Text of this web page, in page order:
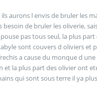
aurons l envis de bruler les
besoin de bruler les oliverie,
pas tous seul, la plus part
sont couvers d oliviers et
a cause du monque d
et la plus part des olivier ont
qui sont sous terre il ya